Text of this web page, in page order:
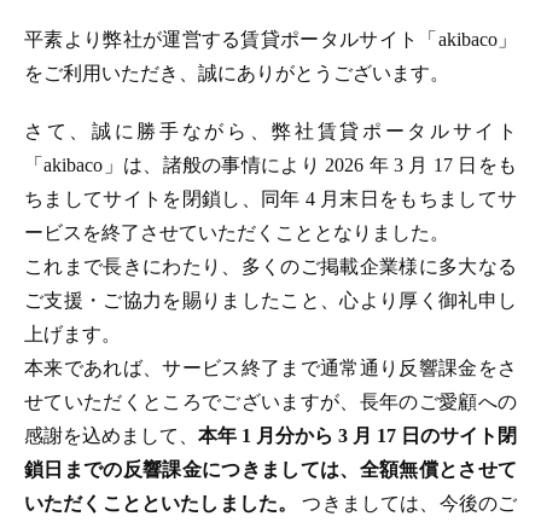
平素より弊社が運営する賃貸ポータルサイト「akibaco」
をご利用いただき、誠にありがとうございます。
さて、誠に勝手ながら、弊社賃貸ポータルサイト
「akibaco」は、諸般の事情により 2026 年 3 月 17 日をも
ちましてサイトを閉鎖し、同年 4 月末日をもちましてサ
ービスを終了させていただくこととなりました。
これまで長きにわたり、多くのご掲載企業様に多大なる
ご支援・ご協力を賜りましたこと、心より厚く御礼申し
上げます。
本来であれば、サービス終了まで通常通り反響課金をさ
せていただくところでございますが、長年のご愛顧への
感謝を込めまして、 本年 1 月分から 3 月 17 日のサイト閉
鎖日までの反響課金につきましては、全額無償とさせて
いただくことといたしました。つきましては、今後のご